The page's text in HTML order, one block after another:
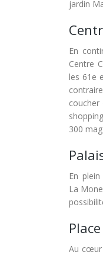
jardin
En
Centre
les 61e
300
En
La
Au cœur